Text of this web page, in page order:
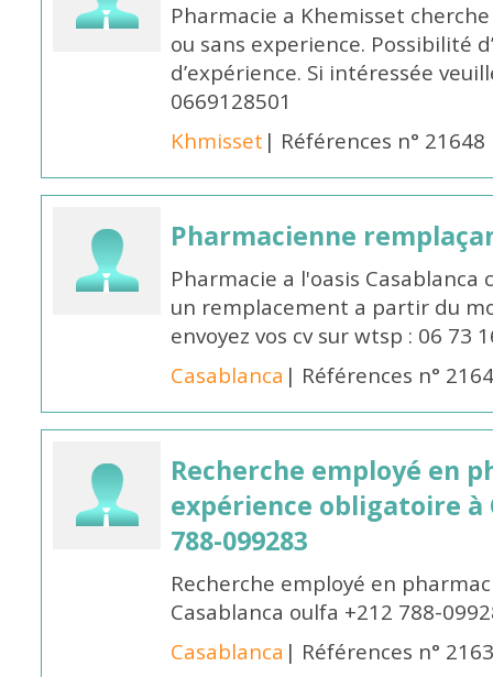
Pharmacie a Khemisset
ou sans experience. Possibilité
d’expérience. Si intéressée
0669128501
Khmisset | Références n° 21648
Pharmacienne
Pharmacie a l'oasis
un remplacement a partir du
envoyez vos cv sur wtsp : 06 73
Casablanca | Références n°
Recherche employé en
expérience obligatoire à
788-099283
Recherche employé en
Casablanca oulfa +212 788-
Casablanca | Références n°